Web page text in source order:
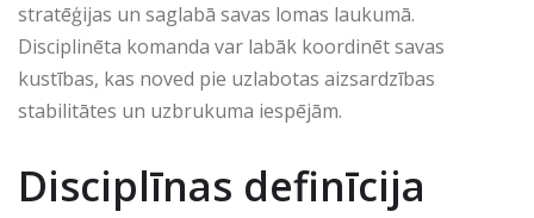
stratēģijas un saglabā savas lomas laukumā.
Disciplinēta komanda var labāk koordinēt savas
kustības, kas noved pie uzlabotas aizsardzības
stabilitātes un uzbrukuma iespējām.
Disciplīnas definīcija